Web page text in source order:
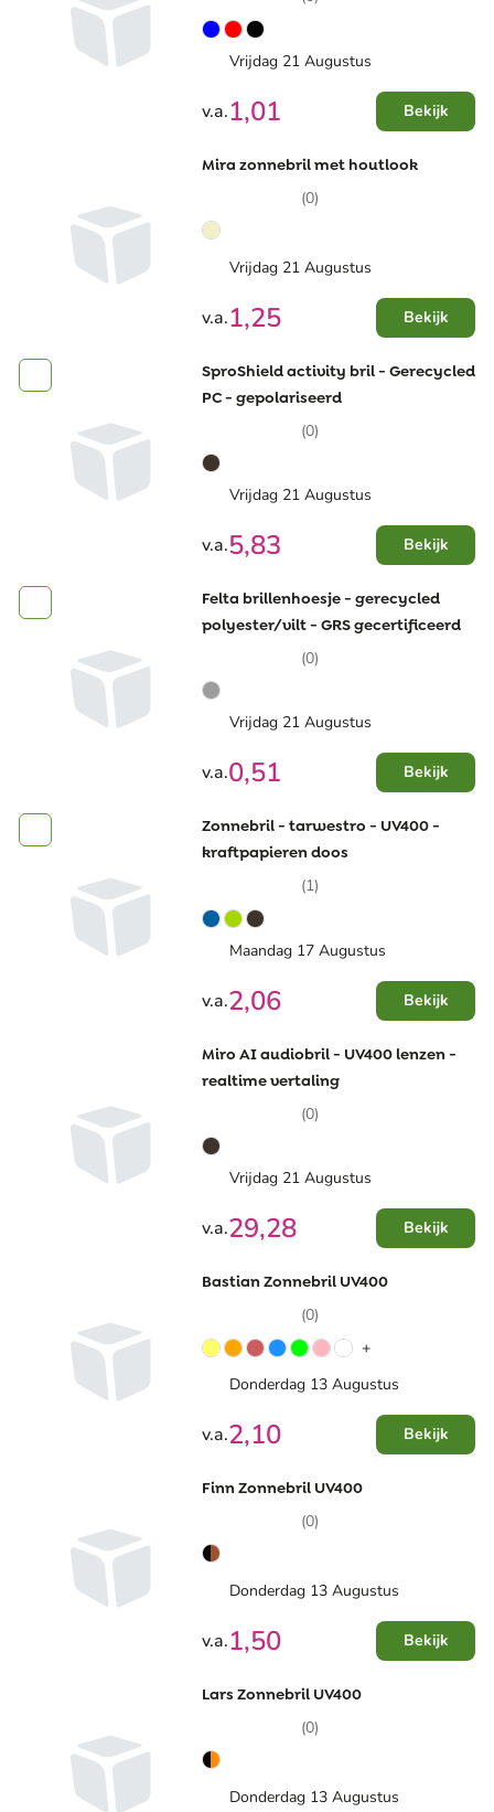
Vrijdag 21 Augustus
v.a.1,01 Bekijk
Mira zonnebril met houtlook
(0)
Vrijdag 21 Augustus
v.a.1,25 Bekijk
SproShield activity bril - Gerecycled
PC - gepolariseerd
(0)
Vrijdag 21 Augustus
v.a.5,83 Bekijk
Felta brillenhoesje - gerecycled
polyester/vilt - GRS gecertificeerd
(0)
Vrijdag 21 Augustus
v.a.0,51 Bekijk
Zonnebril - tarwestro - UV400 -
kraftpapieren doos
(1)
Maandag 17 Augustus
v.a.2,06 Bekijk
Miro AI audiobril - UV400 lenzen -
realtime vertaling
(0)
Vrijdag 21 Augustus
v.a.29,28 Bekijk
Bastian Zonnebril UV400
(0)
+
Donderdag 13 Augustus
v.a.2,10 Bekijk
Finn Zonnebril UV400
(0)
Donderdag 13 Augustus
v.a.1,50 Bekijk
Lars Zonnebril UV400
(0)
Donderdag 13 Augustus